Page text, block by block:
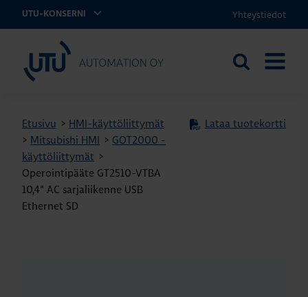
UTU-KONSERNI Yhteystiedot
UTU Automation
Etsi
Etusivu > HMI-käyttöliittymät
> Mitsubishi HMI > GOT2000 -
käyttöliittymät >
Operointipääte GT2510-VTBA
10,4" AC sarjaliikenne USB
Ethernet SD
Lataa tuotekortti